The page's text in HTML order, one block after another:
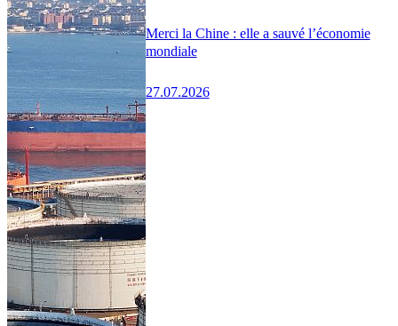
Merci la Chine : elle a sauvé l’économie
mondiale
27.07.2026